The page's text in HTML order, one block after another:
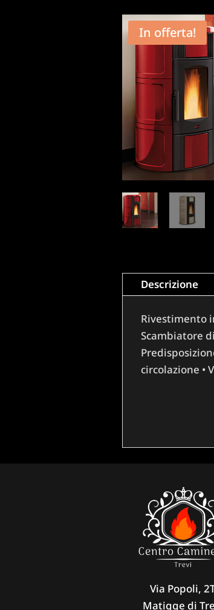
In offerta!
Descrizione
Rivestimento
Scambiatore
circolazione •
Via Popoli,
Matigge di